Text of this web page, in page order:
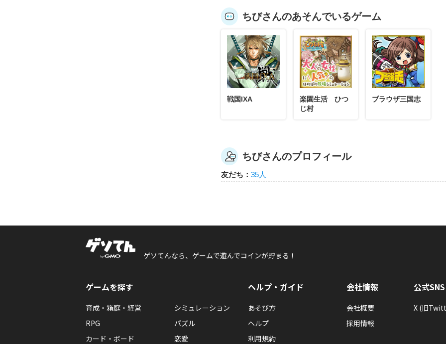
ちびさんのあそんでいるゲーム
戦国IXA
楽園生活 ひつ
じ村
ブラウザ三国志
ちびさんのプロフィール
友だち： 35人
ゲソてんなら、ゲームで遊んでコインが貯まる！
ゲームを探す
育成・箱庭・経営
シミュレーション
RPG
パズル
カード・ボード
恋愛
ヘルプ・ガイド
あそび方
ヘルプ
利用規約
会社情報
会社概要
採用情報
公式SNS
X (旧